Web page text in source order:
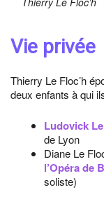
Vie privée
Thierry Le Floc’h
deux enfants à qui
Ludovick
de Lyon
Diane Le
l’Opéra de
soliste)